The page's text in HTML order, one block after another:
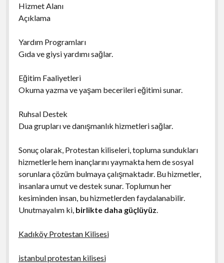
Hizmet Alanı
Açıklama
Yardım Programları
Gıda ve giysi yardımı sağlar.
Eğitim Faaliyetleri
Okuma yazma ve yaşam becerileri eğitimi sunar.
Ruhsal Destek
Dua grupları ve danışmanlık hizmetleri sağlar.
Sonuç olarak, Protestan kiliseleri, topluma sundukları
hizmetlerle hem inançlarını yaymakta hem de sosyal
sorunlara çözüm bulmaya çalışmaktadır. Bu hizmetler,
insanlara umut ve destek sunar. Toplumun her
kesiminden insan, bu hizmetlerden faydalanabilir.
Unutmayalım ki, birlikte daha güçlüyüz.
Kadıköy Protestan Kilisesi
istanbul protestan kilisesi